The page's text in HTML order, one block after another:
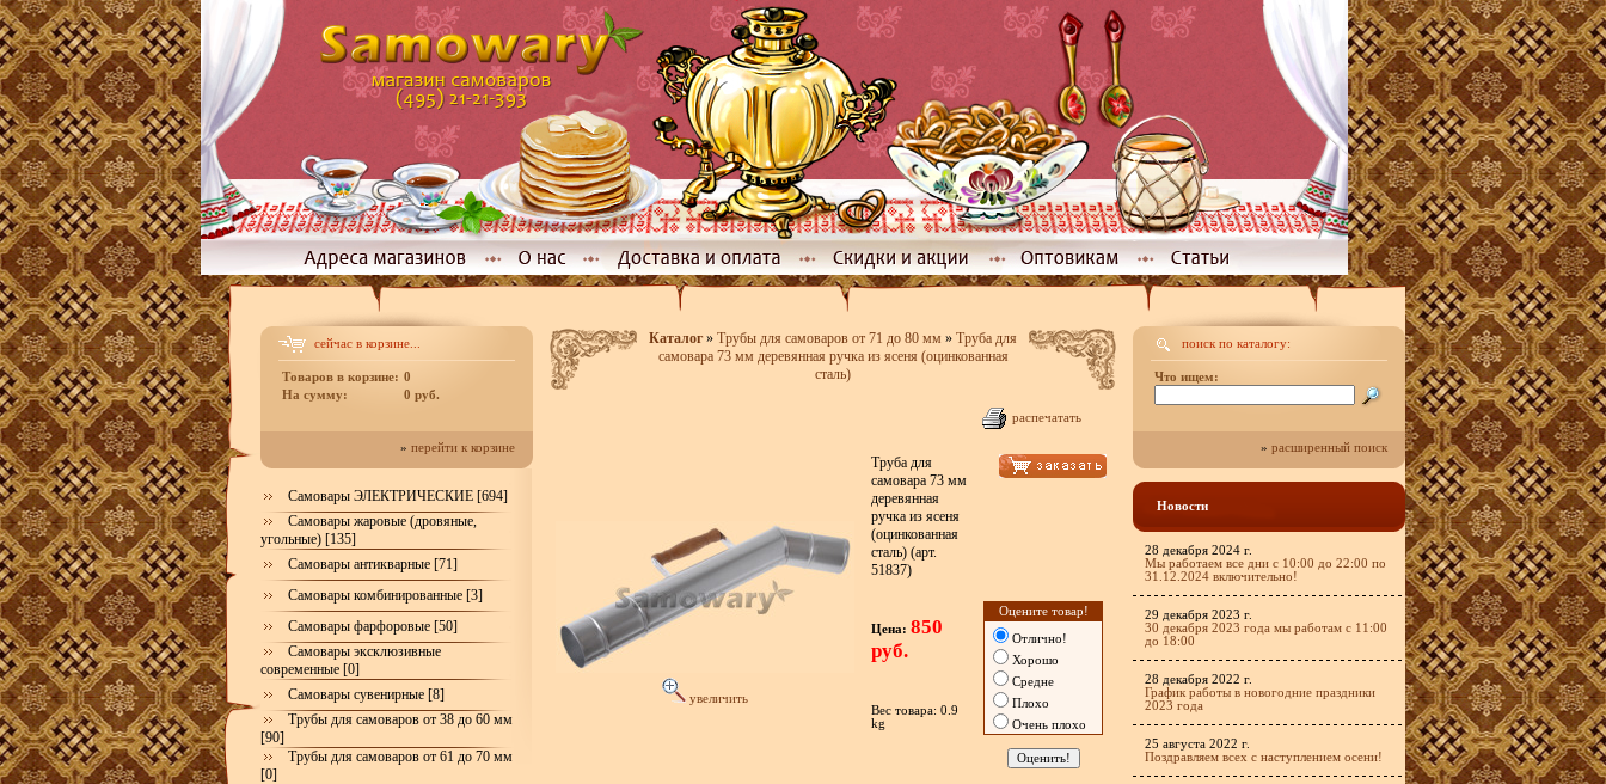
сейчас в корзине...
Товаров в корзине: 0
На сумму:
0 руб.
» перейти к корзине
Самовары ЭЛЕКТРИЧЕСКИЕ [694]
Самовары жаровые (дровяные,
угольные) [135]
Самовары антикварные [71]
Самовары комбинированные [3]
Самовары фарфоровые [50]
Самовары эксклюзивные
современные [0]
Самовары сувенирные [8]
Трубы для самоваров от 38 до 60 мм
[90]
Трубы для самоваров от 61 до 70 мм
[0]
Каталог» Трубы для самоваров от 71 до 80 мм » Труба для
самовара 73 мм деревянная ручка из ясеня (оцинкованная
сталь)
распечатать
увеличить
Труба для
самовара 73 мм
деревянная
ручка из ясеня
(оцинкованная
сталь) (арт.
51837)
Цена: 850
руб.
Оцените товар!
Отлично!
Хорошо
Средне
Плохо
Очень плохо
Вес товара: 0.9
kg
поиск по каталогу:
Что ищем:
» расширенный поиск
Новости
28 декабря 2024 г.
Мы работаем все дни с 10:00 до 22:00 по
31.12.2024 включительно!
29 декабря 2023 г.
30 декабря 2023 года мы работам с 11:00
до 18:00
28 декабря 2022 г.
График работы в новогодние праздники
2023 года
25 августа 2022 г.
Поздравляем всех с наступлением осени!